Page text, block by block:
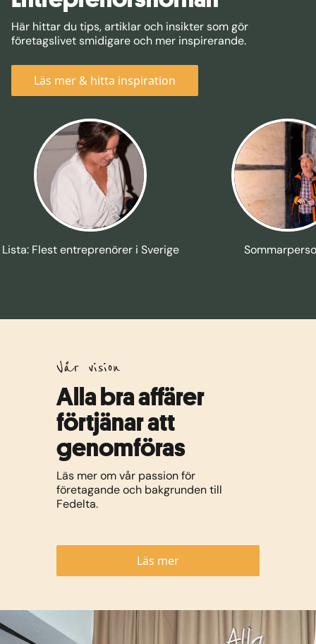
Här hittar du tips, artiklar och insikter som gör
företagslivet smidigare och mer inspirerande.
Läs mer & hitta inspiration
Lista: Flest entreprenörer i Sverige
Vår vision
Alla bra affärer
förtjänar att
genomföras
Läs mer om vår passion för
företagande och bakgrunden till
Fedelta.
Läs mer